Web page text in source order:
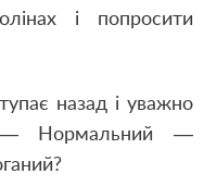
і попросити
назад і уважно
— Нормальний —